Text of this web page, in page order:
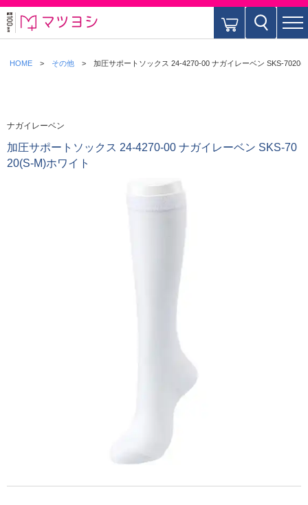
HOME その他 加圧サポートソックス 24-4270-00 ナガイレーベン SKS-
ナガイレーベン
加圧サポートソックス 24-4270-00 ナガイレーベン SKS-70
20(S-M)ホワイト